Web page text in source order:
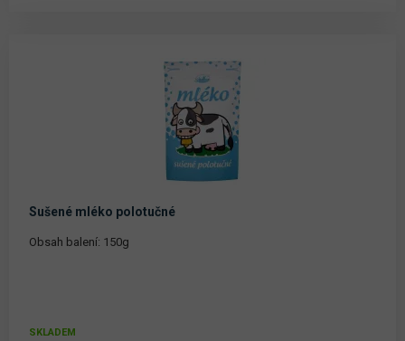
Sušené mléko polotučné
Obsah balení: 150g
SKLADEM